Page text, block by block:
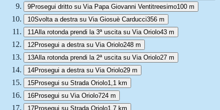
9Prosegui dritto su Via Papa Giovanni Ventitreesimo100 m
10Svolta a destra su Via Giosuè Carducci356 m
11Alla rotonda prendi la 3ª uscita su Via Oriolo43 m
12Prosegui a destra su Via Oriolo248 m
13Alla rotonda prendi la 2ª uscita su Via Oriolo27 m
14Prosegui a destra su Via Oriolo29 m
15Prosegui su Strada Oriolo1,1 km
16Prosegui su Via Oriolo724 m
17Prosegui su Strada Oriolo1,7 km